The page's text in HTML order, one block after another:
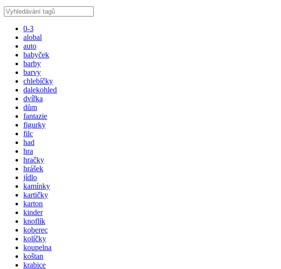
0-3
alobal
auto
babyček
barby
barvy
chlebíčky
dalekohled
dvířka
dům
fantazie
figurky
filc
had
hra
hračky
hrášek
jídlo
kamínky
kartičky
karton
kinder
knoflík
koberec
kolíčky
koupelna
koštan
krabice